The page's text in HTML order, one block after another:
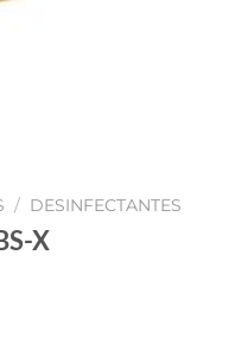
/ DESINFECTANTES
X